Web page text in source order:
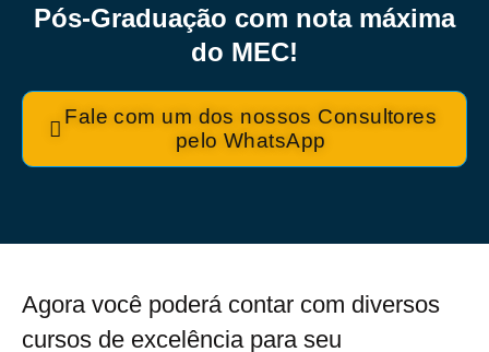
Pós-Graduação com nota máxima
do MEC!
Fale com um dos nossos Consultores
pelo WhatsApp
Agora você poderá contar com diversos
cursos de excelência para seu